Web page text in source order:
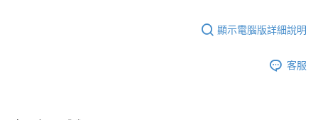
顯示電腦版詳細說明
客服